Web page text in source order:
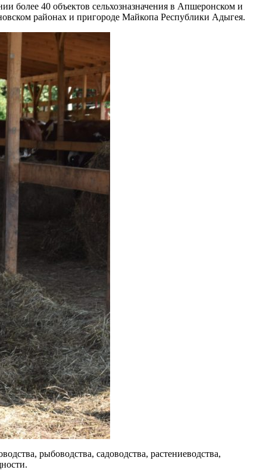
более 40 объектов сельхозназначения в Апшеронском и
районах и пригороде Майкопа Республики Адыгея.
рыбоводства, садоводства, растениеводства,